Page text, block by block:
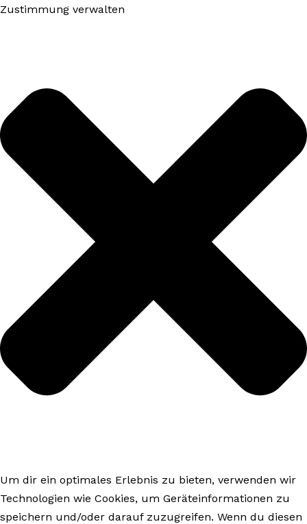
Zustimmung verwalten
Um dir ein optimales Erlebnis zu bieten, verwenden wir
Technologien wie Cookies, um Geräteinformationen zu
speichern und/oder darauf zuzugreifen. Wenn du diesen